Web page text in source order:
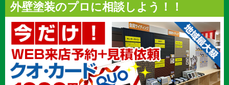
外壁塗装のプロに相談しよう！！